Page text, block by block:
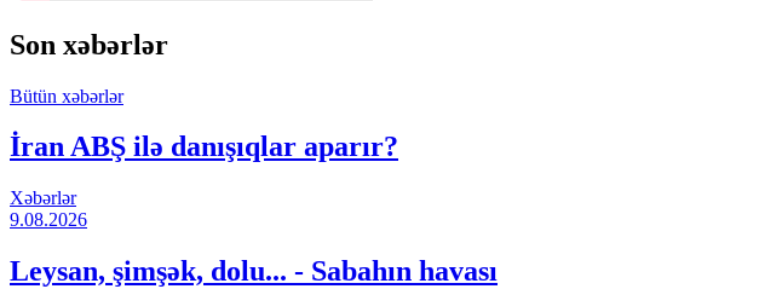
Son xəbərlər
Bütün xəbərlər
İran ABŞ ilə danışıqlar aparır?
Xəbərlər
9.08.2026
Leysan, şimşək, dolu... - Sabahın havası